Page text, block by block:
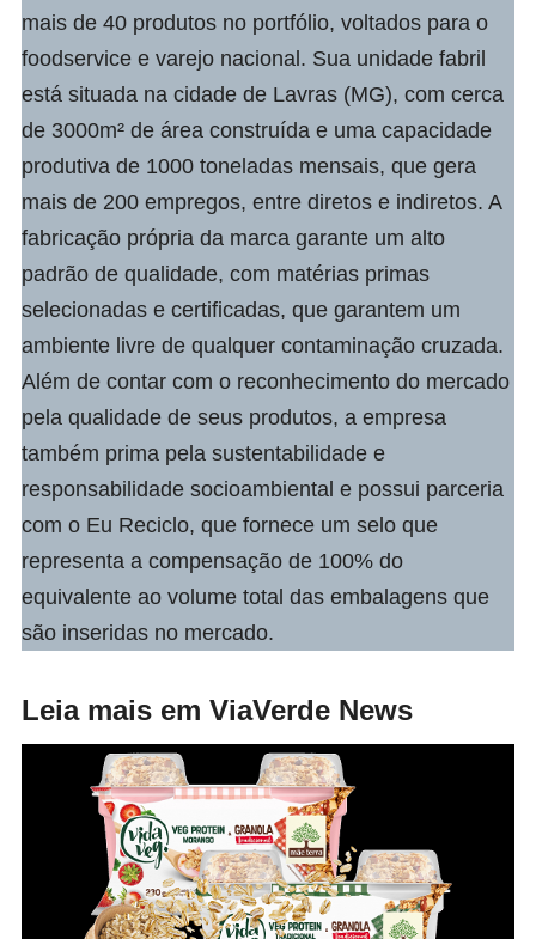
mais de 40 produtos no portfólio, voltados para o
foodservice e varejo nacional. Sua unidade fabril
está situada na cidade de Lavras (MG), com cerca
de 3000m² de área construída e uma capacidade
produtiva de 1000 toneladas mensais, que gera
mais de 200 empregos, entre diretos e indiretos. A
fabricação própria da marca garante um alto
padrão de qualidade, com matérias primas
selecionadas e certificadas, que garantem um
ambiente livre de qualquer contaminação cruzada.
Além de contar com o reconhecimento do mercado
pela qualidade de seus produtos, a empresa
também prima pela sustentabilidade e
responsabilidade socioambiental e possui parceria
com o Eu Reciclo, que fornece um selo que
representa a compensação de 100% do
equivalente ao volume total das embalagens que
são inseridas no mercado.
Leia mais em ViaVerde News